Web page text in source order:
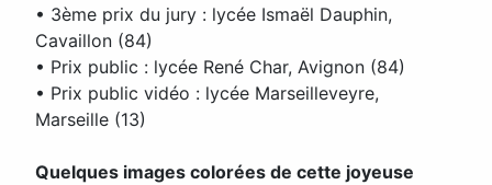
• 3ème prix du jury : lycée Ismaël Dauphin,
Cavaillon (84)
• Prix public : lycée René Char, Avignon (84)
• Prix public vidéo : lycée Marseilleveyre,
Marseille (13)
Quelques images colorées de cette joyeuse